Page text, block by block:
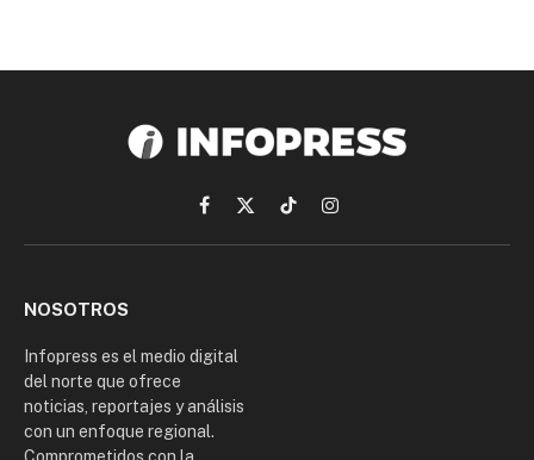
Facebook
X
(Twitter)
TikTokInstagram
NOSOTROS
Infopress es el medio digital
del norte que ofrece
noticias, reportajes y análisis
con un enfoque regional.